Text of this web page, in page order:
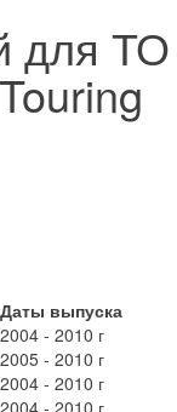
для ТО
Даты выпуска
2004 - 2010 г
2005 - 2010 г
2004 - 2010 г
2004 - 2010 г